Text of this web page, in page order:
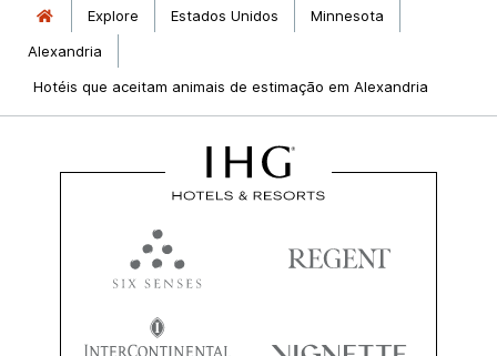
Explore Estados Unidos
Minnesota
Alexandria
Hotéis que aceitam animais de estimação em Alexandria